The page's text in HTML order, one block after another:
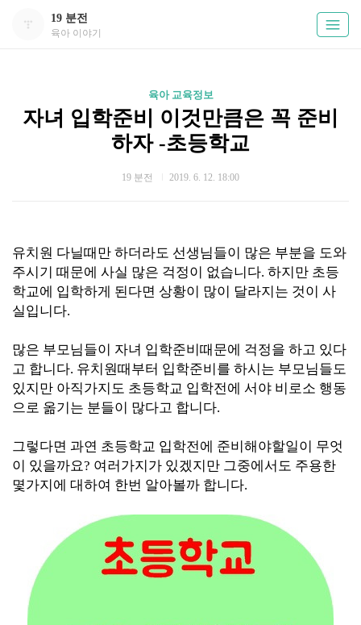
19 분전
육아 이야기
육아 교육정보
자녀 입학준비 이것만큼은 꼭 준비
하자 -초등학교
19 분전 2019. 6. 12. 18:00
유치원 다닐때만 하더라도 선생님들이 많은 부분을 도와
주시기 때문에 사실 많은 걱정이 없습니다. 하지만 초등
학교에 입학하게 된다면 상황이 많이 달라지는 것이 사
실입니다.
많은 부모님들이 자녀 입학준비때문에 걱정을 하고 있다
고 합니다. 유치원때부터 입학준비를 하시는 부모님들도
있지만 아직가지도 초등학교 입학전에 서야 비로소 행동
으로 옮기는 분들이 많다고 합니다.
그렇다면 과연 초등학교 입학전에 준비해야할일이 무엇
이 있을까요? 여러가지가 있겠지만 그중에서도 주용한
몇가지에 대하여 한번 알아볼까 합니다.